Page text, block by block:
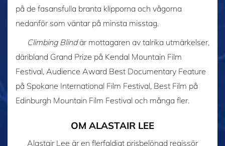
på de fasansfulla branta klipporna och vågorna
nedanför som väntar på minsta misstag.
Climbing Blindär mottagaren av talrika utmärkelser,
däribland Grand Prize på Kendal Mountain Film
Festival, Audience Award Best Documentary Feature
på Spokane International Film Festival, Best Film på
Edinburgh Mountain Film Festival och många fler.
OM ALASTAIR LEE
Alastair Lee är en flerfaldigt prisbelönad regissör